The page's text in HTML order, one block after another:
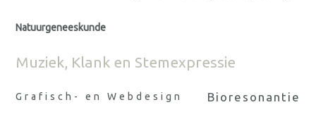
Natuurgeneeskunde
Muziek, Klank en Stemexpressie
Grafisch- en Webdesign Bioresonantie